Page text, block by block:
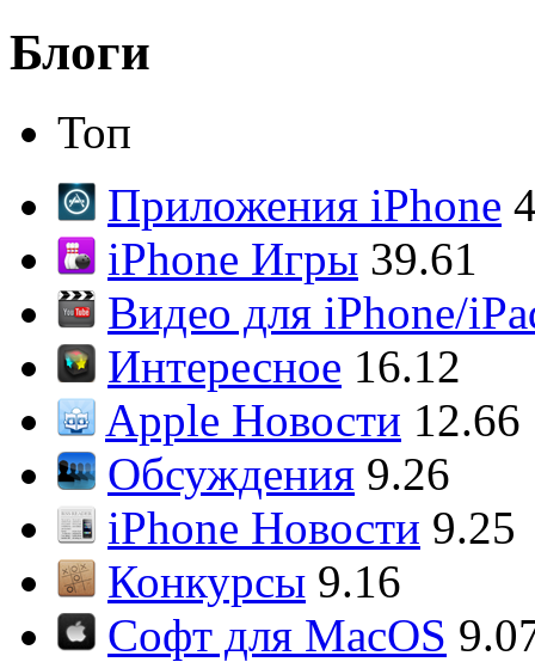
Блоги
Топ
Приложения iPhone
iPhone Игры 39.61
Видео для iPhone/
Интересное 16.12
Apple Новости 12.66
Обсуждения 9.26
iPhone Новости 9.25
Конкурсы 9.16
Софт для MacOS